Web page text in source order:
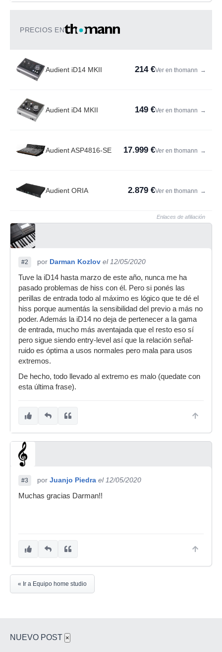
PRECIOS EN
Audient iD14 MKII 214 €Ver en thomann →
Audient iD4 MKII 149 €Ver en thomann →
Audient ASP4816-SE 17.999 €Ver en thomann →
Audient ORIA 2.879 €Ver en thomann →
Enlaces de afiliación
#2 por Darman Kozlov el 12/05/2020
Tuve la iD14 hasta marzo de este año, nunca me ha
pasado problemas de hiss con él. Pero si ponés las
perillas de entrada todo al máximo es lógico que te dé el
hiss porque aumentás la sensibilidad del previo a más no
poder. Además la iD14 no deja de pertenecer a la gama
de entrada, mucho más aventajada que el resto eso sí
pero sigue siendo entry-level así que la relación señal-
ruido es óptima a usos normales pero mala para usos
extremos.
De hecho, todo llevado al extremo es malo (quedate con
esta última frase).
#3 por Juanjo Piedra el 12/05/2020
Muchas gracias Darman!!
« Ir a Equipo home studio
NUEVO POST ×